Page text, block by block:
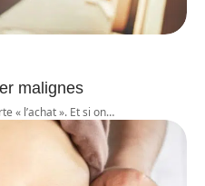
malignes
« l’achat ». Et si on…